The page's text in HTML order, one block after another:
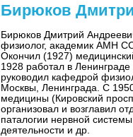
Бирюков
Бирюков Дмитрий
физиолог, академик АМН
Окончил (1927)
1928 работал в
руководил кафедрой
Москвы, Ленинграда. С
медицины (Кировский
организовал и возглавил
паталогии нервной
деятельности и др.